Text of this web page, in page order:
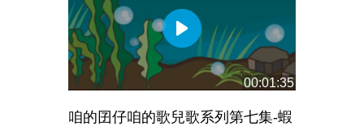
00:01:35
咱的囝仔咱的歌兒歌系列第七集-蝦